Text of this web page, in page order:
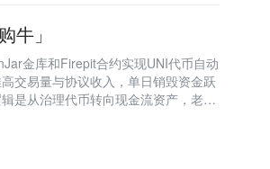
牛」
金库和Firepit合约实现UNI代币自动
交易量与协议收入，单日销毁资金跃
是从治理代币转向现金流资产，老项